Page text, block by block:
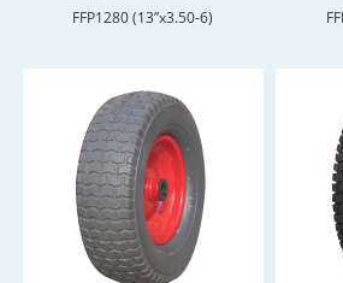
FFP1280 (13”x3.50-6)